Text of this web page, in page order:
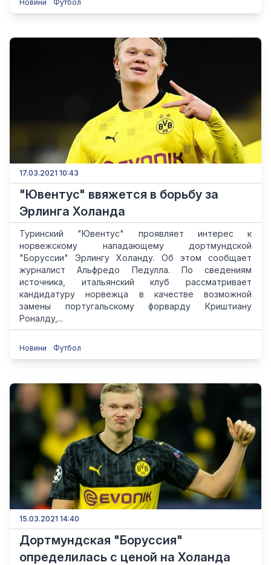
Новини Футбол
17.03.2021 10:43
"Ювентус" ввяжется в борьбу за
Эрлинга Холанда
Туринский "Ювентус" проявляет интерес к
норвежскому нападающему дортмундской
"Боруссии" Эрлингу Холанду. Об этом сообщает
журналист Альфредо Педулла. По сведениям
источника, итальянский клуб рассматривает
кандидатуру норвежца в качестве возможной
замены португальскому форварду Криштиану
Роналду,...
Новини Футбол
15.03.2021 14:40
Дортмундская "Боруссия"
определилась с ценой на Холанда